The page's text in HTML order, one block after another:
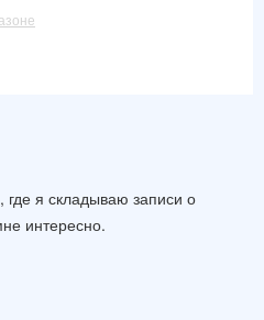
где я складываю записи о
интересно.